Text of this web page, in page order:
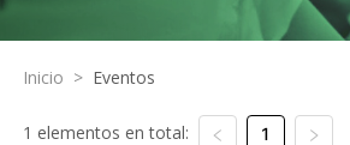
Inicio > Eventos
1 elementos en total: 1